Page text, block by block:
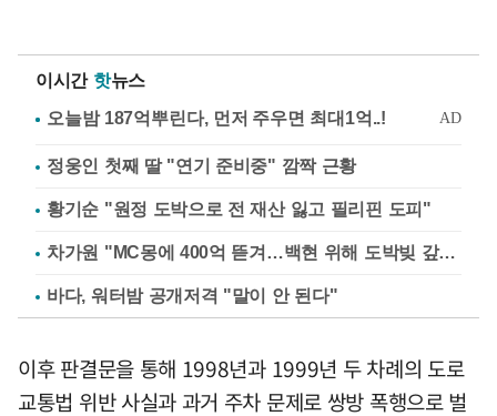
이시간 핫뉴스
정웅인 첫째 딸 "연기 준비중" 깜짝 근황
황기순 "원정 도박으로 전 재산 잃고 필리핀 도피"
차가원 "MC몽에 400억 뜯겨…백현 위해 도박빚 갚아줘"
바다, 워터밤 공개저격 "말이 안 된다"
이후 판결문을 통해 1998년과 1999년 두 차례의 도로
교통법 위반 사실과 과거 주차 문제로 쌍방 폭행으로 벌